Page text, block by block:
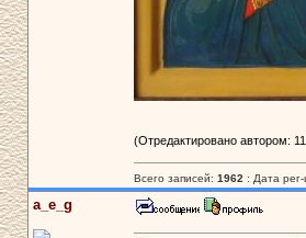
(Отредактировано автором:
Всего записей: 1962 : Дата рег-
a_e_g